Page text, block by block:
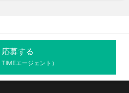
応募する
TIMEエージェント）